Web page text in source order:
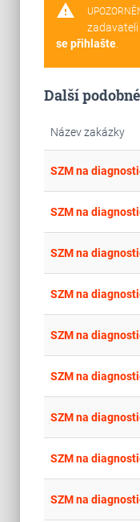
warning
zadavateli
se přihlašte.
Další
Název zakázky